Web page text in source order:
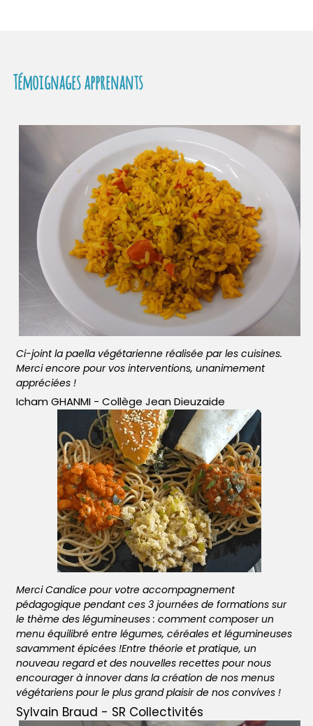
Témoignages apprenants
Ci-joint la paella végétarienne réalisée par les cuisines.
Merci encore pour vos interventions, unanimement
appréciées !
Icham GHANMI - Collège Jean Dieuzaide
Merci Candice pour votre accompagnement
pédagogique pendant ces 3 journées de formations sur
le thème des légumineuses : comment composer un
menu équilibré entre légumes, céréales et légumineuses
savamment épicées !Entre théorie et pratique, un
nouveau regard et des nouvelles recettes pour nous
encourager à innover dans la création de nos menus
végétariens pour le plus grand plaisir de nos convives !
Sylvain Braud - SR Collectivités